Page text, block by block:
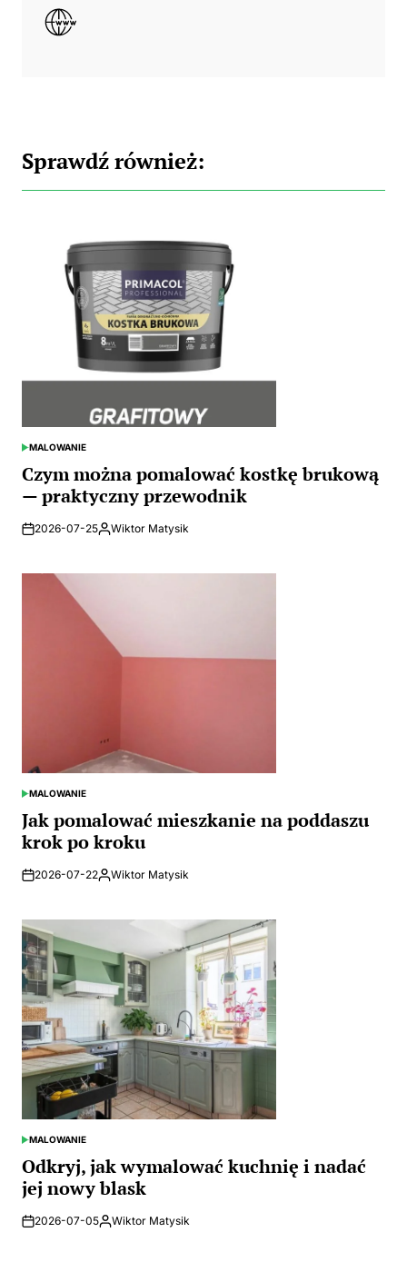
Sprawdź również:
POSTED
IN
MALOWANIE
Czym można pomalować kostkę brukową
— praktyczny przewodnik
2026-07-25Posted
Wiktor Matysik
POSTED
IN
MALOWANIE
Jak pomalować mieszkanie na poddaszu
krok po kroku
2026-07-22Posted
Wiktor Matysik
POSTED
IN
MALOWANIE
Odkryj, jak wymalować kuchnię i nadać
jej nowy blask
2026-07-05Posted
Wiktor Matysik